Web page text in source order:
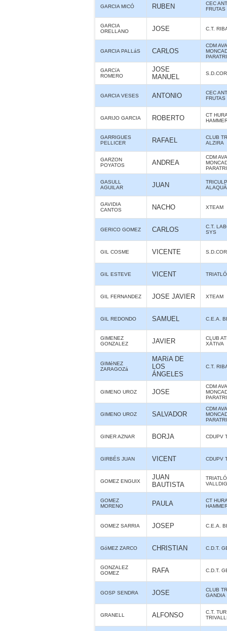
GARCIA MICÓ RUBEN
CEC
GARCIA
ORELLANO
JOSE C.T.
GARCIA PALLáS CARLOS
CDM
GARCíA
ROMERO
JOSE
MANUEL
GARCIA VESES ANTONIO
CEC
GARIJO GARCIA ROBERTO
CT
GARRIGUES
PELLICER
RAFAEL
CLUB
ALZIRA
GARZON
POYATOS
ANDREA
CDM
GASULL
AGUILAR
JUAN
GAVIDIA
CANTOS
NACHO XTEAM
GERICO GOMEZ CARLOS
C.T.
SYS
GIL COSME VICENTE
GIL ESTEVE VICENT
GIL FERNANDEZ JOSE JAVIER XTEAM
GIL REDONDO SAMUEL C.E.A.
GIMENEZ
GONZALEZ
JAVIER
CLUB
XÁTIVA
GIMéNEZ
ZARAGOZá
MARíA DE
LOS
ÁNGELES
C.T.
GIMENO UROZ JOSE
CDM
GIMENO UROZ SALVADOR
CDM
GINER AZNAR BORJA CDUPV
GIRBÉS JUAN VICENT CDUPV
GOMEZ ENGUIX
JUAN
BAUTISTA
GOMEZ
MORENO
PAULA
CT
GOMEZ SARRIA JOSEP C.E.A.
GóMEZ ZARCO CHRISTIAN C.D.T.
GONZALEZ
GOMEZ
RAFA C.D.T.
GOSP SENDRA JOSE
CLUB
GANDIA
GRANELL ALFONSO
C.T.